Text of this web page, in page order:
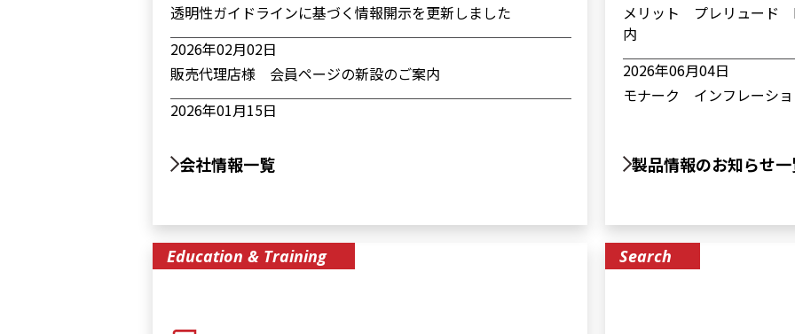
透明性ガイドラインに基づく情報開示を更新しました
2026年02月02日
販売代理店様 会員ページの新設のご案内
2026年01月15日
2025年12月23日
2025年12月05日
年末年始休業のお知らせ
会社情報一覧
メリット プレリュード
内
2026年06月04日
モナーク インフレーシ
リードマネジメント製品
添付文書に関するお知らせ
令和8年度償還改定に伴う
いて
製品情報のお知らせ
Education & Training Search